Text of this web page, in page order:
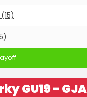
GU19 - GJA